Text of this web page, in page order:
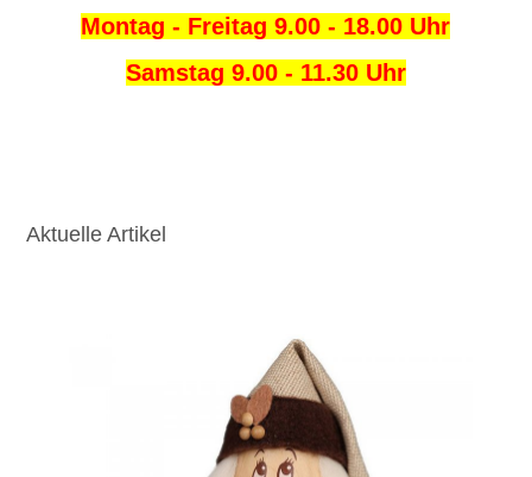
Montag - Freitag 9.00 - 18.00 Uhr
Samstag 9.00 - 11.30 Uhr
Aktuelle Artikel